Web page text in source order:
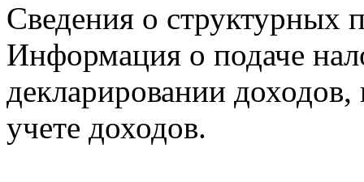
Сведения о структурных
Информация о подаче
декларировании доходов,
учете доходов.